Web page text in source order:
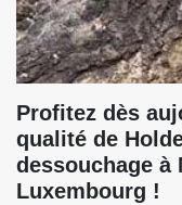
Profitez dès
qualité de
dessouchage à
Luxembourg !